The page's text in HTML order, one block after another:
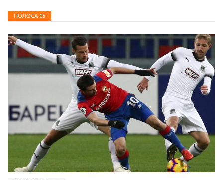
ПОЛОСА 15